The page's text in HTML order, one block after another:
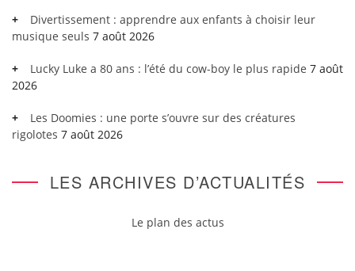
Divertissement : apprendre aux enfants à choisir leur
musique seuls 7 août 2026
Lucky Luke a 80 ans : l’été du cow-boy le plus rapide 7 août
2026
Les Doomies : une porte s’ouvre sur des créatures
rigolotes 7 août 2026
LES ARCHIVES D’ACTUALITÉS
Le plan des actus